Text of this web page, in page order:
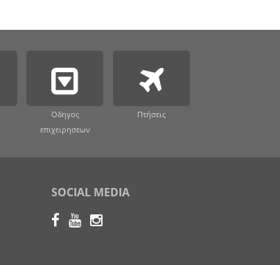
Οδηγος
επιχειρησεων
Πτήσεις
SOCIAL MEDIA